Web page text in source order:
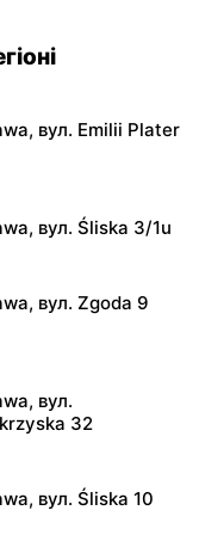
вул. Emilii Plater
вул. Śliska 3/1u
вул. Zgoda 9
вул.
32
вул. Śliska 10